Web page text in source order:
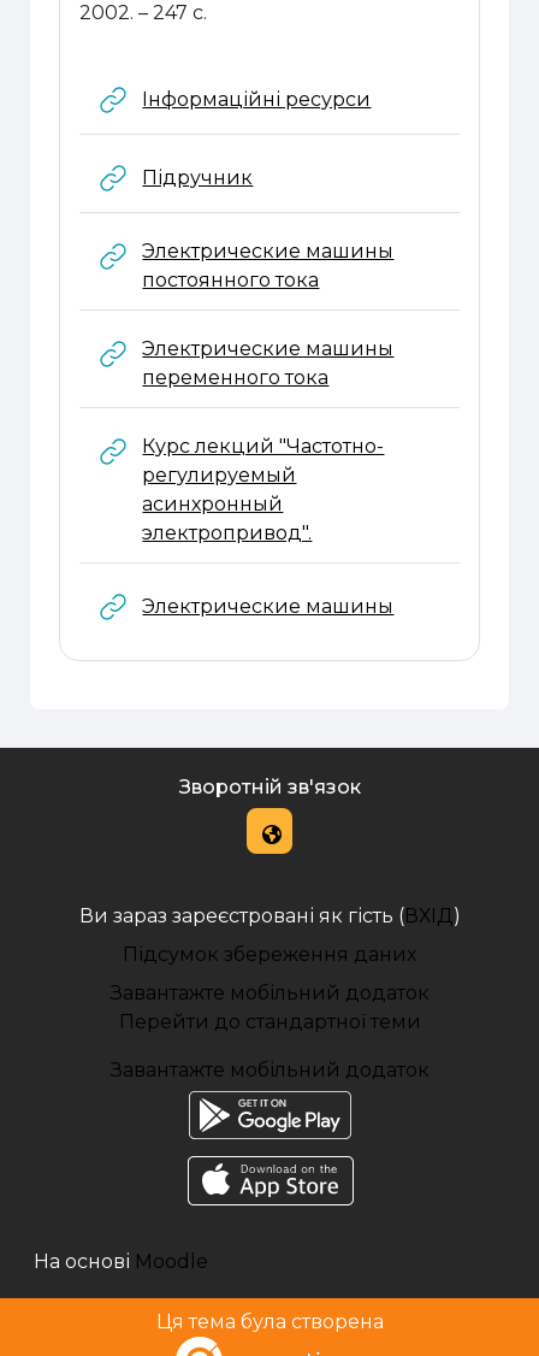
2002. – 247 с.
Інформаційні ресурси
Підручник
Электрические машины
постоянного тока
Электрические машины
переменного тока
Курс лекций "Частотно-
регулируемый
асинхронный
электропривод".
Электрические машины
Зворотній зв'язок
Ви зараз зареєстровані як гість (ВХІД)
Підсумок збереження даних
Завантажте мобільний додаток
Перейти до стандартної теми
Завантажте мобільний додаток
На основі Moodle
Ця тема була створена